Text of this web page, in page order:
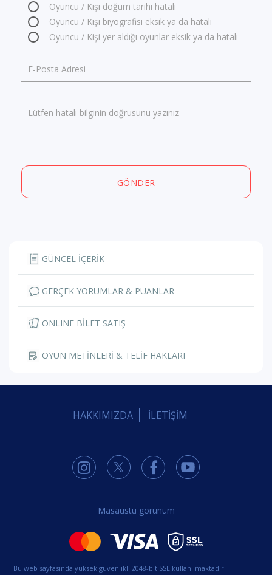
Oyuncu / Kişi doğum tarihi hatalı
Oyuncu / Kişi biyografisi eksik ya da hatalı
Oyuncu / Kişi yer aldığı oyunlar eksik ya da hatalı
E-Posta Adresi
Lütfen hatalı bilginin doğrusunu yazınız
GÖNDER
GÜNCEL İÇERİK
GERÇEK YORUMLAR & PUANLAR
ONLINE BİLET SATIŞ
OYUN METİNLERİ & TELİF HAKLARI
HAKKIMIZDA İLETİŞİM
Masaüstü görünüm
Bu web sayfasında yüksek güvenlikli 2048-bit SSL kullanılmaktadır.